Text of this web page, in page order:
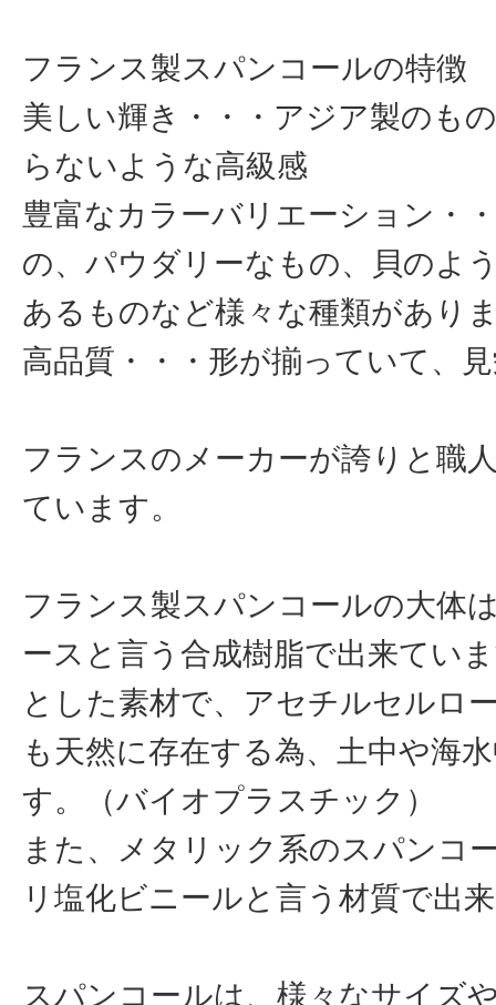
フランス製スパンコールの特徴
美しい輝き・・・アジア製のも
らないような高級感
豊富なカラーバリエーション・
の、パウダリーなもの、貝のよ
あるものなど様々な種類があり
高品質・・・形が揃っていて、
フランスのメーカーが誇りと職
ています。
フランス製スパンコールの大体
ースと言う合成樹脂で出来てい
とした素材で、アセチルセルロ
も天然に存在する為、土中や海
す。（バイオプラスチック）
また、メタリック系のスパンコ
リ塩化ビニールと言う材質で出
スパンコールは、様々なサイズ